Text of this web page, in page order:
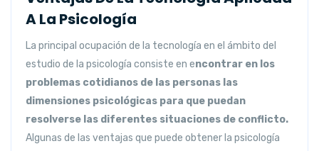
A La Psicología
La principal ocupación de la tecnología en el ámbito del
estudio de la psicología consiste en encontrar en los
problemas cotidianos de las personas las
dimensiones psicológicas para que puedan
resolverse las diferentes situaciones de conflicto.
Algunas de las ventajas que puede obtener la psicología